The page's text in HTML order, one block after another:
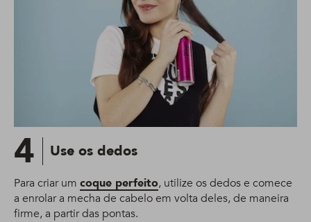
4 Use os dedos
Para criar um coque perfeito, utilize os dedos e comece
a enrolar a mecha de cabelo em volta deles, de maneira
firme, a partir das pontas.